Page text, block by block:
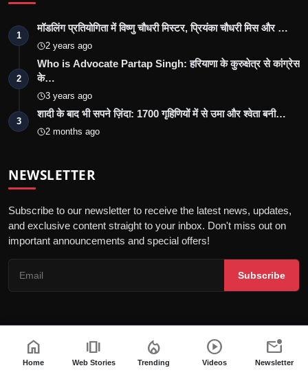
1
मॉडलिंग प्रतियोगिता में विष्णु चौधरी मिस्टर, प्रियंका चौधरी मिस और …
2 years ago
2
Who is Advocate Partap Singh: हरियाणा के कुरुक्षेत्र से कांग्रेस
के…
3 years ago
3
शादी के बाद भी सपने ज़िंदा: 1700 गृहिणियों में से उमा और श्वेता बनी…
2 months ago
NEWSLETTER
Subscribe to our newsletter to receive the latest news, updates,
and exclusive content straight to your inbox. Don't miss out on
important announcements and special offers!
Subscribe
© 2026 Marudhara Bharti - All Rights Reserved.
गोपनीयता नीतिसंपादकीय नीतिनियम एवं शर्तेंअस्वीकरण
home
Home
amp_stories
Web Stories
local_fire_department
Trending
play_circle
Videos
mark_email_unread
Newsletter